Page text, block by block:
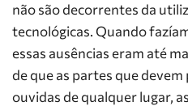
não são decorrentes da
tecnológicas. Quando
essas ausências eram até
de que as partes que
ouvidas de qualquer lugar,